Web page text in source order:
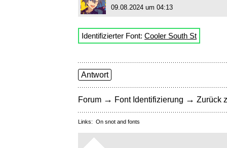
09.08.2024 um 04:13
Identifizierter Font: Cooler South St
Antwort
Forum → Font Identifizierung → Zurück
Links: On snot and fonts